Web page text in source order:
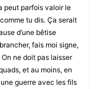
peut parfois valoir le
tu dis. Ça serait
d’une bêtise
fais moi signe,
On ne doit pas laisser
et au moins, en
guerre avec les fils